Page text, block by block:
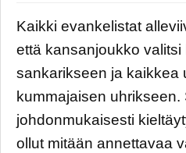
Kaikki evankelistat
että kansanjoukko
sankarikseen ja kaikkea
kummajaisen uhrikseen.
johdonmukaisesti
ollut mitään annettavaa